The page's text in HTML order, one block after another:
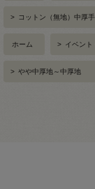
> コットン（無地）中厚
ホーム > イベント
> やや中厚地～中厚地